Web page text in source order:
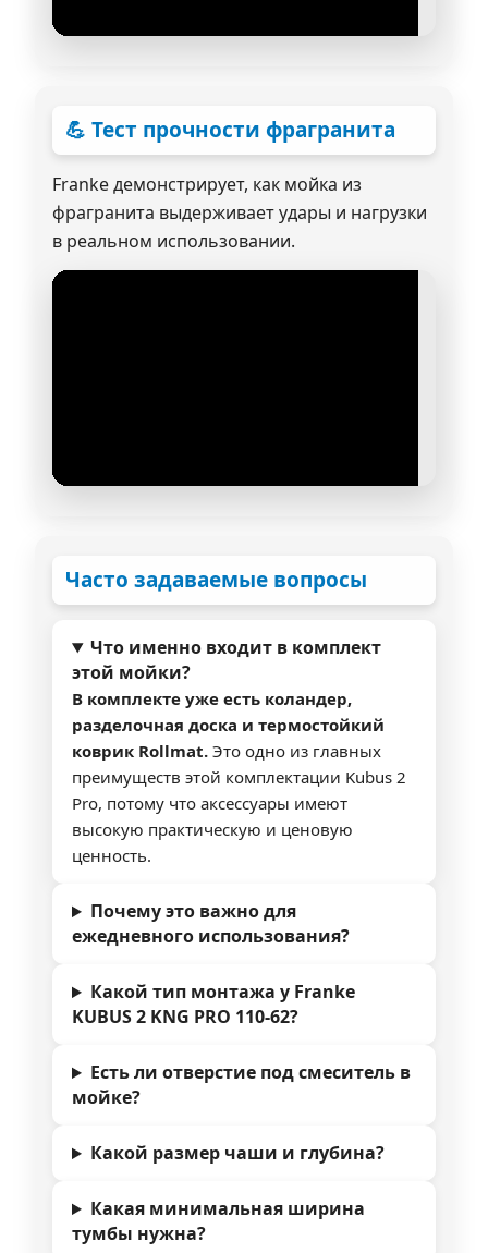
💪 Тест прочности фрагранита
Franke демонстрирует, как мойка из
фрагранита выдерживает удары и нагрузки
в реальном использовании.
Часто задаваемые вопросы
Что именно входит в комплект
этой мойки?
В комплекте уже есть коландер,
разделочная доска и термостойкий
коврик Rollmat. Это одно из главных
преимуществ этой комплектации Kubus 2
Pro, потому что аксессуары имеют
высокую практическую и ценовую
ценность.
Почему это важно для
ежедневного использования?
Какой тип монтажа у Franke
KUBUS 2 KNG PRO 110-62?
Есть ли отверстие под смеситель в
мойке?
Какой размер чаши и глубина?
Какая минимальная ширина
тумбы нужна?